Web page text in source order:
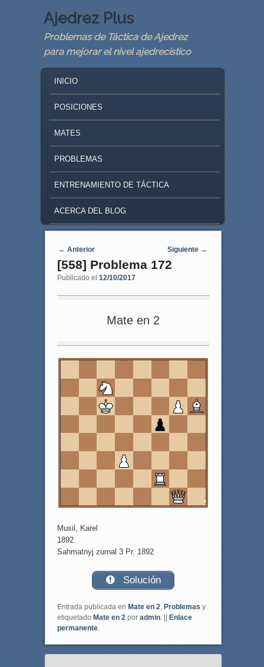
Ajedrez Plus
Problemas de Táctica de Ajedrez
para mejorar el nivel ajedrecístico
SKIP TO PRIMARY CONTENT
SKIP TO SECONDARY CONTENT
INICIO
POSICIONES
MATES
PROBLEMAS
ENTRENAMIENTO DE TÁCTICA
ACERCA DEL BLOG
Navegaci�n de entradas
← Anterior Siguiente →
[558] Problema 172
Publicado el 12/10/2017
Mate en 2
g
Musil, Karel
1892
Sahmatnyj zurnal 3 Pr. 1892
Solución
Entrada publicada en Mate en 2, Problemas y
etiquetado Mate en 2por admin. ||
Enlace
permanente.